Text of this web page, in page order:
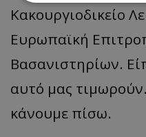
Κακουργιοδικείο
Ευρωπαϊκή
Βασανιστηρίων.
αυτό μας
κάνουμε πίσω.
Στόχευσης
Μη
Τα απολύτως
βασικές λειτουργίες
σύνδεση χρήστη και